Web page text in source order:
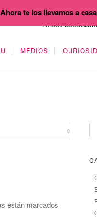
MEDIOS
0
están marcados
te los llevamos a casa